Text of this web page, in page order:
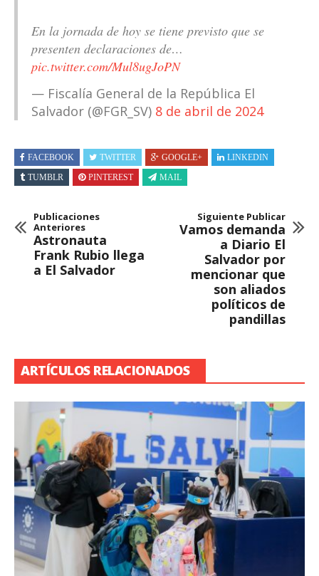
En la jornada de hoy se tiene previsto que se
presenten declaraciones de…
pic.twitter.com/Mul8ugJoPN
— Fiscalía General de la República El
Salvador (@FGR_SV) 8 de abril de 2024
FACEBOOK TWITTER GOOGLE+
LINKEDIN
TUMBLR
PINTEREST MAIL
Publicaciones
Anteriores
Astronauta
Frank Rubio llega
a El Salvador
Siguiente Publicar
Vamos demanda
a Diario El
Salvador por
mencionar que
son aliados
políticos de
pandillas
ARTÍCULOS RELACIONADOS